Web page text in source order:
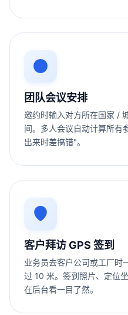
团队会议安排
邀约时输入对方所在国家 /
间。多人会议自动计算所有
出来时差搞错"。
客户拜访 GPS 签到
业务员去客户公司或工厂时
过 10 米。签到照片、定位
在后台看一目了然。